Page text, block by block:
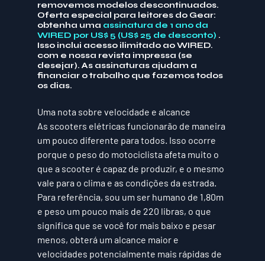
removemos modelos descontinuados.
Oferta especial para leitores do Gear:
obtenha uma assinatura de 1 ano da
WIRED por US$ 5 (US$ 25 de desconto) .
Isso inclui acesso ilimitado ao WIRED.
com e nossa revista impressa (se
desejar). As assinaturas ajudam a
financiar o trabalho que fazemos todos
os dias.
Uma nota sobre velocidade e alcance
As scooters elétricas funcionarão de maneira
um pouco diferente para todos. Isso ocorre
porque o peso do motociclista afeta muito o
que a scooter é capaz de produzir, e o mesmo
vale para o clima e as condições da estrada.
Para referência, sou um ser humano de 1,80m
e peso um pouco mais de 220 libras, o que
significa que se você for mais baixo e pesar
menos, obterá um alcance maior e
velocidades potencialmente mais rápidas de